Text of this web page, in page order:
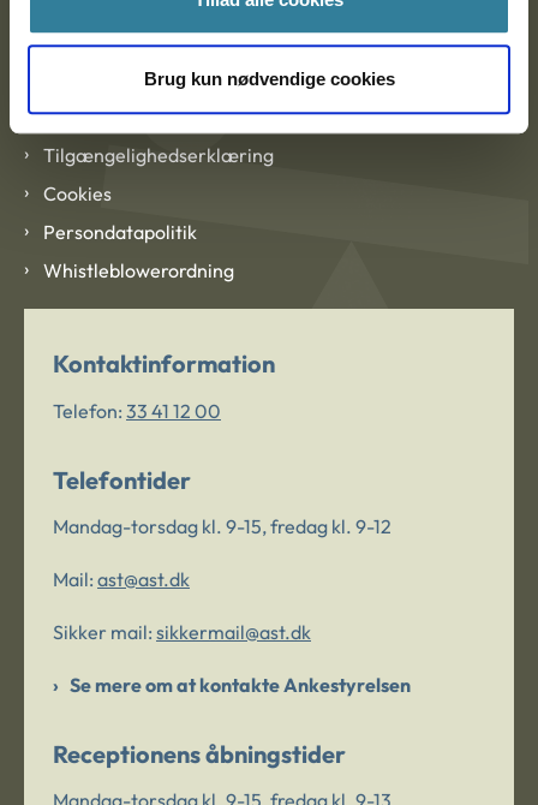
Brug kun nødvendige cookies
Blanketter og kontaktformularer
Tilgængelighedserklæring
Cookies
Persondatapolitik
Whistleblowerordning
Kontaktinformation
Telefon: 33 41 12 00
Telefontider
Mandag-torsdag kl. 9-15, fredag kl. 9-12
Mail: ast@ast.dk
Sikker mail: sikkermail@ast.dk
Se mere om at kontakte Ankestyrelsen
Receptionens åbningstider